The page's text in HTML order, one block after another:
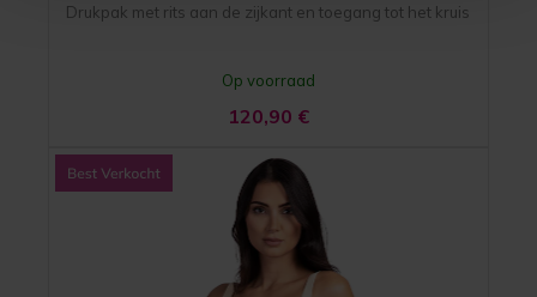
Drukpak met rits aan de zijkant en toegang tot het kruis
Op voorraad
120,90 €